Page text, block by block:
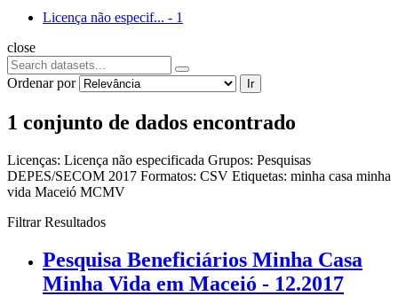
Licença não especif... - 1
close
Ordenar por Ir
1 conjunto de dados encontrado
Licenças: Licença não especificada Grupos: Pesquisas
DEPES/SECOM 2017 Formatos: CSV Etiquetas: minha casa minha
vida Maceió MCMV
Filtrar Resultados
Pesquisa Beneficiários Minha Casa
Minha Vida em Maceió - 12.2017